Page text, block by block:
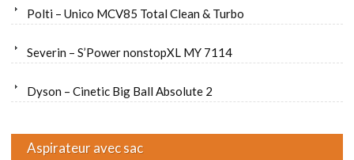
Polti – Unico MCV85 Total Clean & Turbo
Severin – S’Power nonstopXL MY 7114
Dyson – Cinetic Big Ball Absolute 2
Aspirateur avec sac